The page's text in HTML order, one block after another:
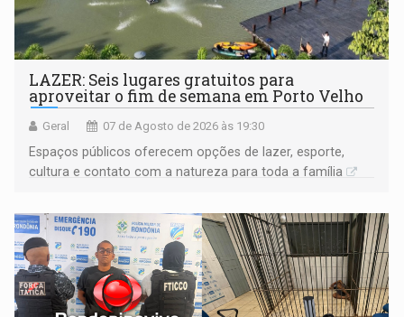
LAZER: Seis lugares gratuitos para
aproveitar o fim de semana em Porto Velho
Geral 07 de Agosto de 2026 às 19:30
Espaços públicos oferecem opções de lazer, esporte,
cultura e contato com a natureza para toda a família